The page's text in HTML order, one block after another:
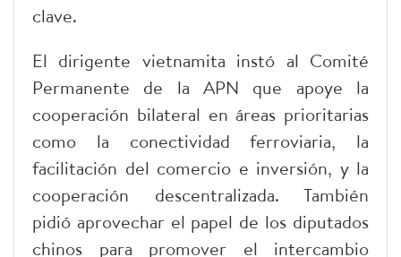
clave.
El dirigente vietnamita instó al Comité
Permanente de la APN que apoye la
cooperación bilateral en áreas prioritarias
como la conectividad ferroviaria, la
facilitación del comercio e inversión, y la
cooperación descentralizada. También
pidió aprovechar el papel de los diputados
chinos para promover el intercambio